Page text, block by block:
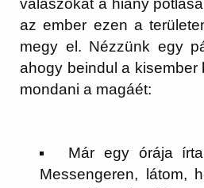
válaszokat a hiány
az ember ezen a
megy el. Nézzünk egy
ahogy beindul a kisember
mondani a magáét:
Már egy órája
Messengeren, látom,